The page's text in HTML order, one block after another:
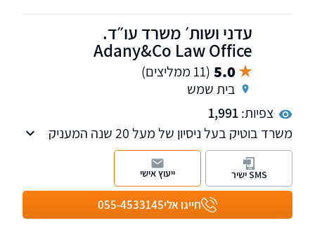
עדני ושות׳ משרד עו״ד.
Adany&Co Law Office
5.0 (11 ממליצים)
בית שמש
צפיות:1,991
משרד בוטיק בעל ניסיון של מעל 20 שנה המעניק
שירות משפטי מקצועי בתחומי מקרקעין, חדלות
פירעון, סכסוכי ירושה, צוואות, נזיקין ועוד.
חייגו אלי055-4533145
SMS ישיר ייעוץ אישי